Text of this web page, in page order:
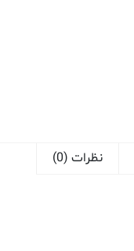
نظرات (0)